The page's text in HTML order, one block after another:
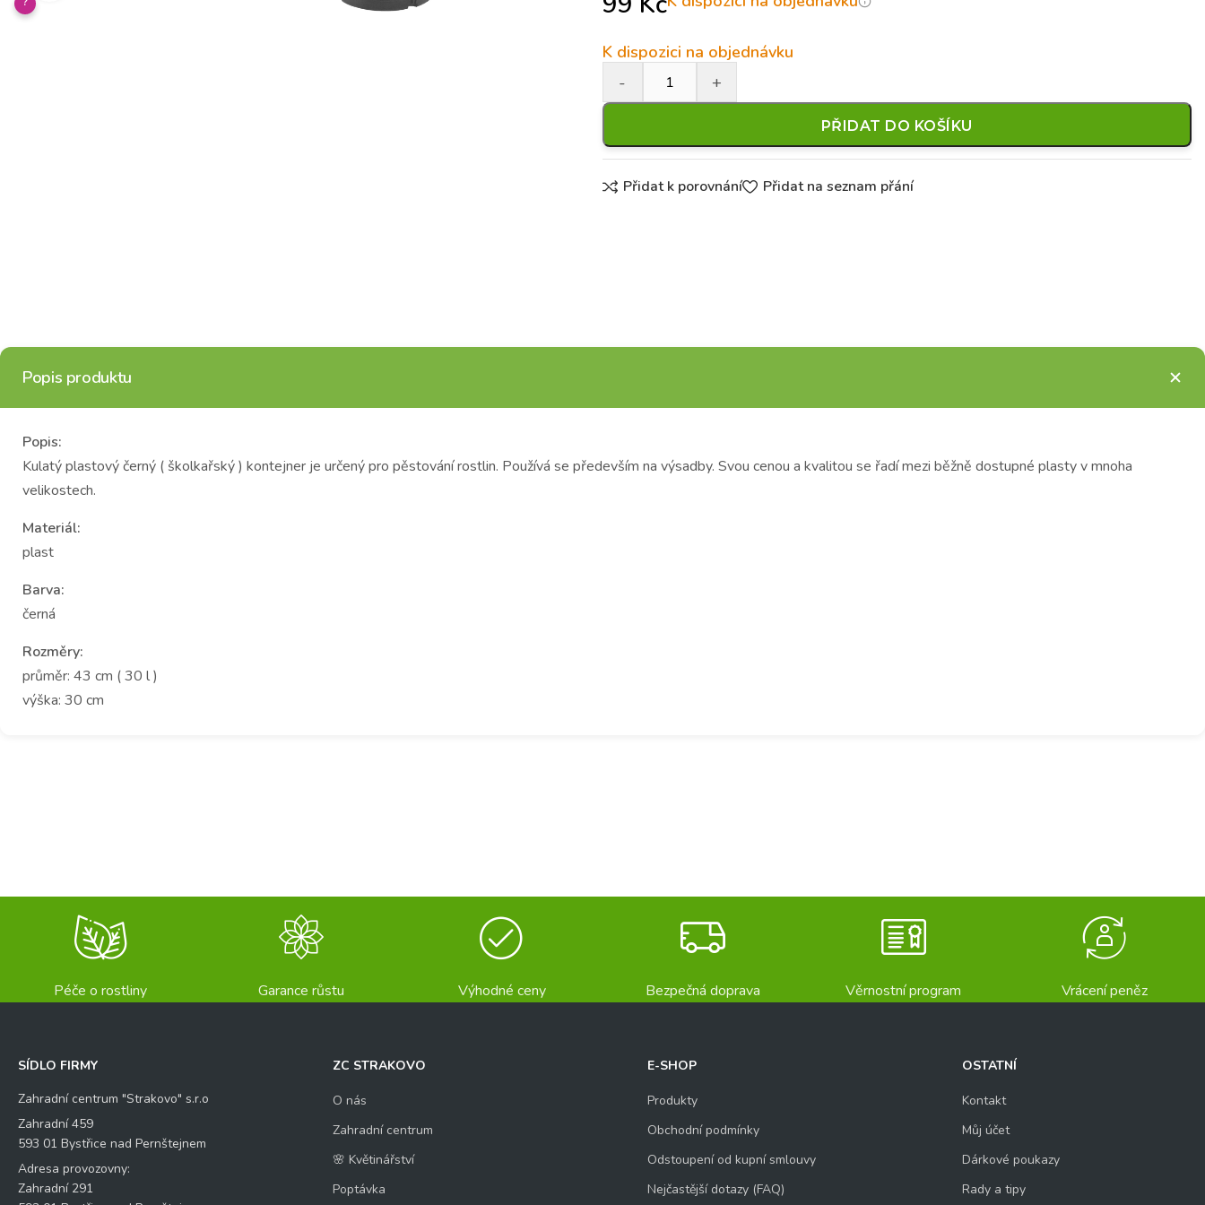
K dispozici na objednávku
PŘIDAT DO KOŠÍKU
Přidat k porovnání Přidat na seznam přání
Popis produktu
Popis:
Kulatý plastový černý ( školkařský ) kontejner je určený pro pěstování rostlin. Používá se především na výsadby. Svou cenou a kvalitou se řadí mezi běžně dostupné plasty v mnoha
velikostech.
Materiál:
plast
Barva:
černá
Rozměry:
průměr: 43 cm ( 30 l )
výška: 30 cm
Péče o rostliny Garance růstu Výhodné ceny Bezpečná doprava Věrnostní program Vrácení peněz
SÍDLO FIRMY
Zahradní centrum "Strakovo" s.r.o
Zahradní 459
593 01 Bystřice nad Pernštejnem
Adresa provozovny:
Zahradní 291
ZC STRAKOVO
O nás
Zahradní centrum
🌸 Květinářství
Poptávka
E-SHOP
Produkty
Obchodní podmínky
Odstoupení od kupní smlouvy
Nejčastější dotazy (FAQ)
OSTATNÍ
Kontakt
Můj účet
Dárkové poukazy
Rady a tipy